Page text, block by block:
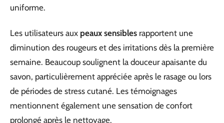
uniforme.
Les utilisateurs aux peaux sensibles rapportent une
diminution des rougeurs et des irritations dès la première
semaine. Beaucoup soulignent la douceur apaisante du
savon, particulièrement appréciée après le rasage ou lors
de périodes de stress cutané. Les témoignages
mentionnent également une sensation de confort
prolongé après le nettoyage.